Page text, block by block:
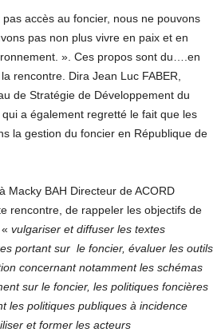
pas accès au foncier, nous ne pouvons
pas non plus vivre en paix et en
». Ces propos sont du….en
rencontre. Dira Jean Luc FABER,
de Stratégie de Développement du
qui a également regretté le fait que les
la gestion du foncier en République de
Macky BAH Directeur de ACORD
rencontre, de rappeler les objectifs de
vulgariser et diffuser les textes
portant sur le foncier, évaluer les outils
concernant notamment les schémas
sur le foncier, les politiques foncières
les politiques publiques à incidence
et former les acteurs